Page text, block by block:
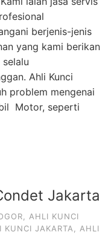
berjenis-jenis
yang kami berikan
Ahli Kunci
problem mengenai
Motor, seperti
Jakarta
AHLI KUNCI
KUNCI JAKARTA
AHLI